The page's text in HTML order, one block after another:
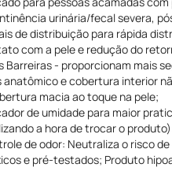
urinária/fecal severa,
de distribuição para rápida
com a pele e redução do
Barreiras - proporcionam mais
anatômico e cobertura interior
macia ao toque na pele;
de umidade para maior
a hora de trocar o
de odor: Neutraliza o risco
e pré-testados; Produto